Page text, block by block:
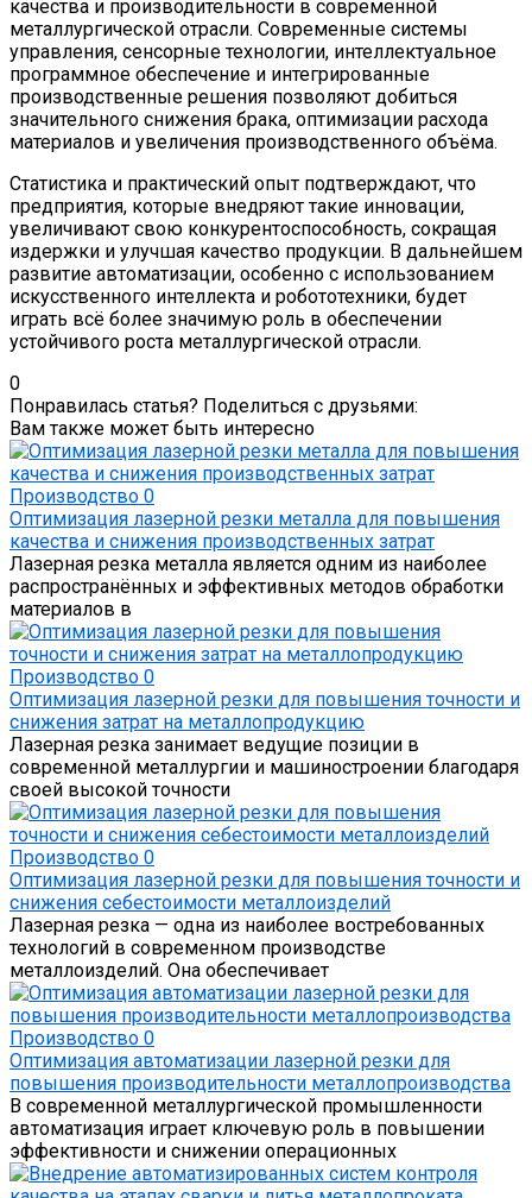
качества и производительности в современной
металлургической отрасли. Современные системы
управления, сенсорные технологии, интеллектуальное
программное обеспечение и интегрированные
производственные решения позволяют добиться
значительного снижения брака, оптимизации расхода
материалов и увеличения производственного объёма.
Статистика и практический опыт подтверждают, что
предприятия, которые внедряют такие инновации,
увеличивают свою конкурентоспособность, сокращая
издержки и улучшая качество продукции. В дальнейшем
развитие автоматизации, особенно с использованием
искусственного интеллекта и робототехники, будет
играть всё более значимую роль в обеспечении
устойчивого роста металлургической отрасли.
0
Понравилась статья? Поделиться с друзьями:
Вам также может быть интересно
Производство 0
Оптимизация лазерной резки металла для повышения
качества и снижения производственных затрат
Лазерная резка металла является одним из наиболее
распространённых и эффективных методов обработки
материалов в
Производство 0
Оптимизация лазерной резки для повышения точности и
снижения затрат на металлопродукцию
Лазерная резка занимает ведущие позиции в
современной металлургии и машиностроении благодаря
своей высокой точности
Производство 0
Оптимизация лазерной резки для повышения точности и
снижения себестоимости металлоизделий
Лазерная резка — одна из наиболее востребованных
технологий в современном производстве
металлоизделий. Она обеспечивает
Производство 0
Оптимизация автоматизации лазерной резки для
повышения производительности металлопроизводства
В современной металлургической промышленности
автоматизация играет ключевую роль в повышении
эффективности и снижении операционных